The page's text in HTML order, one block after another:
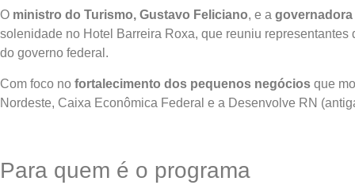
O ministro do Turismo, Gustavo Feliciano, e a governadora
solenidade no Hotel Barreira Roxa, que reuniu
do governo federal.
Com foco no fortalecimento dos pequenos negócios que
Nordeste, Caixa Econômica Federal e a Desenvolve RN
Para quem é o programa